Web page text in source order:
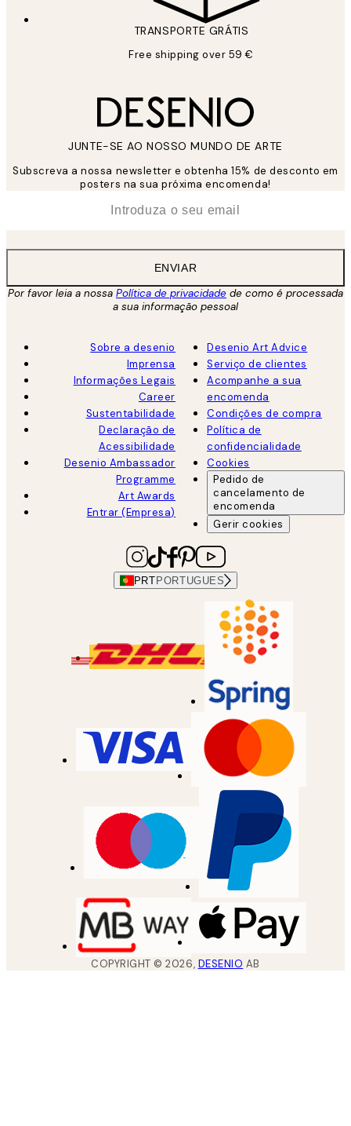
TRANSPORTE GRÁTIS
Free shipping over 59 €
JUNTE-SE AO NOSSO MUNDO DE ARTE
Subscreva a nossa newsletter e obtenha 15% de desconto em
posters na sua próxima encomenda!
ENVIAR
Por favor leia a nossa Política de privacidade de como é processada
a sua informação pessoal
Sobre a desenio
Imprensa
Informações Legais
Career
Sustentabilidade
Declaração de
Acessibilidade
Desenio Ambassador
Programme
Art Awards
Entrar (Empresa)
Desenio Art Advice
Serviço de clientes
Acompanhe a sua
encomenda
Condições de compra
Política de
confidencialidade
Cookies
Pedido de
cancelamento de
encomenda
Gerir cookies
PRT PORTUGUES
COPYRIGHT ©2026, DESENIO AB